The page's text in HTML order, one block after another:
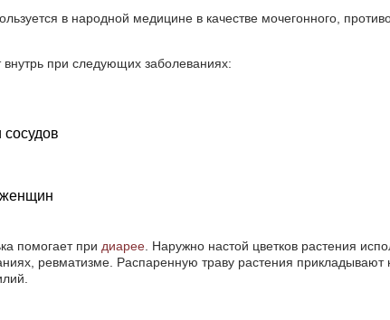
в народной медицине в качестве мочегонного,
при следующих заболеваниях:
помогает при диарее . Наружно настой цветков растения
ревматизме. Распаренную траву растения